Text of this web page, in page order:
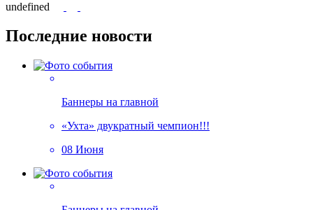
undefined
Последние новости
Баннеры на главной
«Ухта» двукратный чемпион!!!
08 Июня